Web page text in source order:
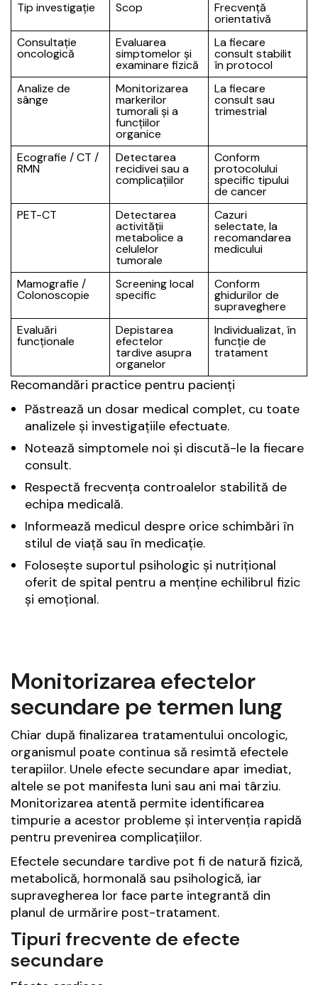
Tip investigație Scop Frecvență
orientativă
Consultație
oncologică
Evaluarea
simptomelor și
examinare fizică
La fiecare
consult stabilit
în protocol
Analize de
sânge
Monitorizarea
markerilor
tumorali și a
funcțiilor
organice
La fiecare
consult sau
trimestrial
Ecografie / CT /
RMN
Detectarea
recidivei sau a
complicațiilor
Conform
protocolului
specific tipului
de cancer
PET-CT
Detectarea
activității
metabolice a
celulelor
tumorale
Cazuri
selectate, la
recomandarea
medicului
Mamografie /
Colonoscopie
Screening local
specific
Conform
ghidurilor de
supraveghere
Evaluări
funcționale
Depistarea
efectelor
tardive asupra
organelor
Individualizat, în
funcție de
tratament
Recomandări practice pentru pacienți
Păstrează un dosar medical complet, cu toate
analizele și investigațiile efectuate.
Notează simptomele noi și discută-le la fiecare
consult.
Respectă frecvența controalelor stabilită de
echipa medicală.
Informează medicul despre orice schimbări în
stilul de viață sau în medicație.
Folosește suportul psihologic și nutrițional
oferit de spital pentru a menține echilibrul fizic
și emoțional.
Monitorizarea efectelor
secundare pe termen lung
Chiar după finalizarea tratamentului oncologic,
organismul poate continua să resimtă efectele
terapiilor. Unele efecte secundare apar imediat,
altele se pot manifesta luni sau ani mai târziu.
Monitorizarea atentă permite identificarea
timpurie a acestor probleme și intervenția rapidă
pentru prevenirea complicațiilor.
Efectele secundare tardive pot fi de natură fizică,
metabolică, hormonală sau psihologică, iar
supravegherea lor face parte integrantă din
planul de urmărire post-tratament.
Tipuri frecvente de efecte
secundare